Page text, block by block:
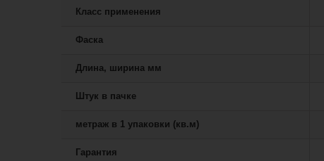
Класс применения
Фаска
Длина, ширина мм
Штук в пачке
метраж в 1 упаковки (кв.м)
Гарантия